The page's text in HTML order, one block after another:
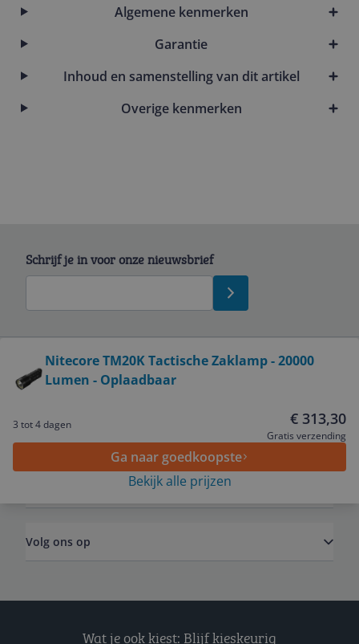
Algemene kenmerken
Garantie
Inhoud en samenstelling van dit artikel
Overige kenmerken
Nitecore TM20K Tactische Zaklamp - 20000
Lumen - Oplaadbaar
3 tot 4 dagen € 313,30
Gratis verzending
Ga naar goedkoopste
Bekijk alle prijzen
Schrijf je in voor onze nieuwsbrief
Service
Algemeen
Volg ons op
Wat je ook kiest: Blijf kieskeurig